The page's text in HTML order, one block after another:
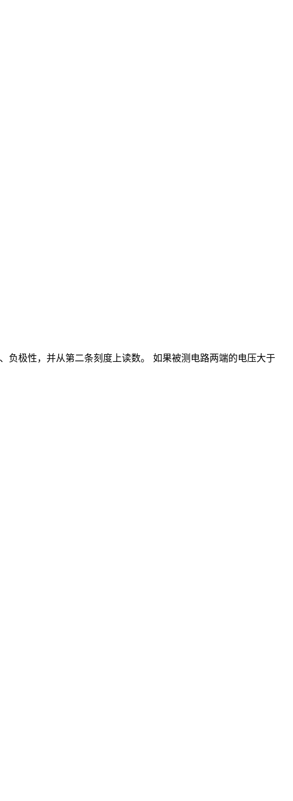
负极性，并从第二条刻度上读数。 如果被测电路两端的电压大于